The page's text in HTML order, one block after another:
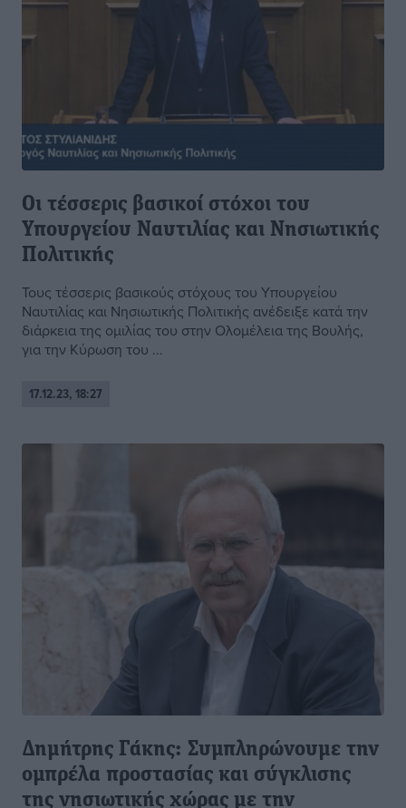
Οι τέσσερις βασικοί στόχοι του
Υπουργείου Ναυτιλίας και Νησιωτικής
Πολιτικής
Τους τέσσερις βασικούς στόχους του Υπουργείου
Ναυτιλίας και Νησιωτικής Πολιτικής ανέδειξε κατά την
διάρκεια της ομιλίας του στην Ολομέλεια της Βουλής,
για την Κύρωση του ...
17.12.23, 18:27
Δημήτρης Γάκης: Συμπληρώνουμε την
ομπρέλα προστασίας και σύγκλισης
της νησιωτικής χώρας με την